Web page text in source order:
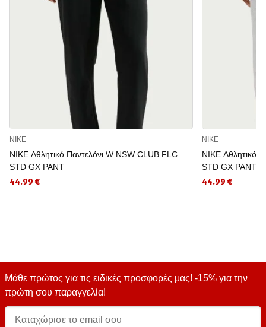
NIKE
NIKE Αθλητικό Παντελόνι W NSW CLUB FLC
STD GX PANT
44.99 €
NIKE
NIKE Αθλητικό
STD GX PANT
44.99 €
Μάθε πρώτος για τις ειδικές προσφορές μας! -15% για την
πρώτη σου παραγγελία!